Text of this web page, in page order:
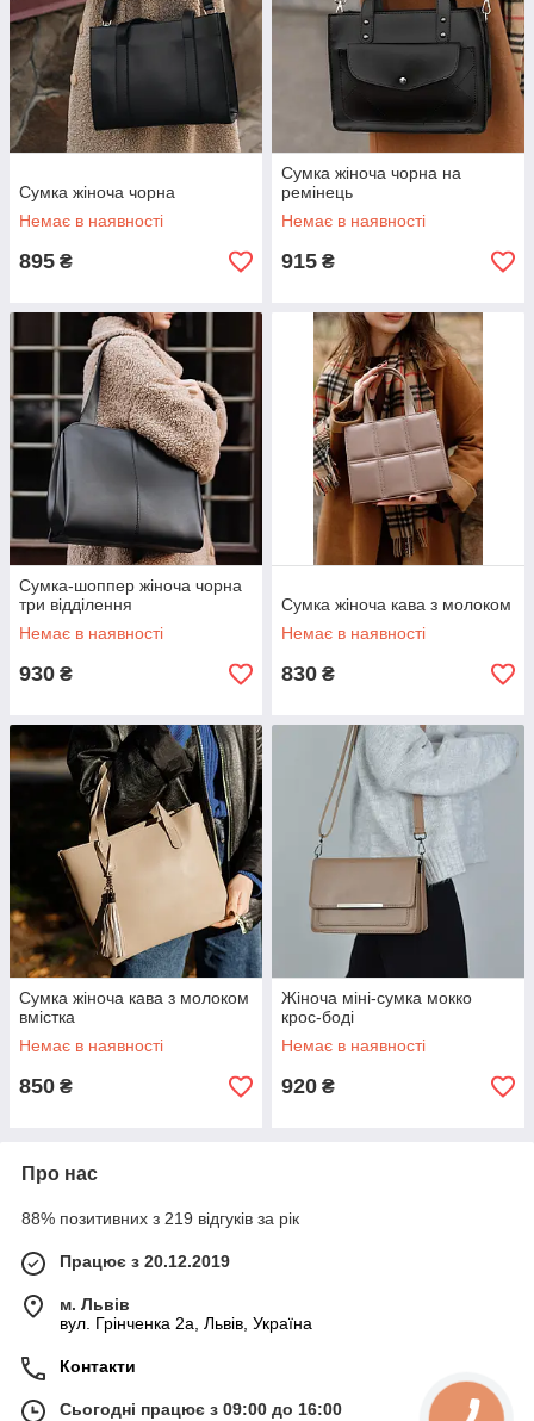
Сумка жіноча чорна
Немає в наявності
895 ₴
Cумка жіноча чорна на
ремінець
Немає в наявності
915 ₴
Cумка-шоппер жіноча чорна
три відділення
Немає в наявності
930 ₴
Cумка жіноча кава з молоком
Немає в наявності
830 ₴
Cумка жіноча кава з молоком
вмістка
Немає в наявності
850 ₴
Жіноча міні-сумка мокко
крос-боді
Немає в наявності
920 ₴
Про нас
88% позитивних з 219 відгуків за рік
Працює з 20.12.2019
м. Львів
вул. Грінченка 2а, Львів, Україна
Контакти
Сьогодні працює з 09:00 до 16:00